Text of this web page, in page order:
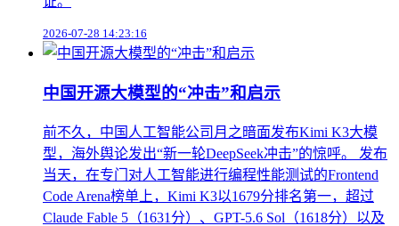
2026-07-28 14:23:16
中国开源大模型的“冲击”和启示
前不久，中国人工智能公司月之暗面发布Kimi K3大模
型，海外舆论发出“新一轮DeepSeek冲击”的惊呼。 发布
当天，在专门对人工智能进行编程性能测试的Frontend
Code Arena榜单上，Kimi K3以1679分排名第一，超过
Claude Fable 5（1631分）、GPT-5.6 Sol（1618分）以及